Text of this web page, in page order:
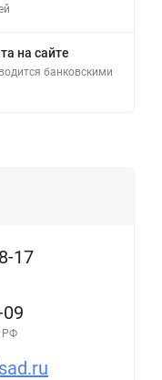
на сайте
банковскими
17
РФ